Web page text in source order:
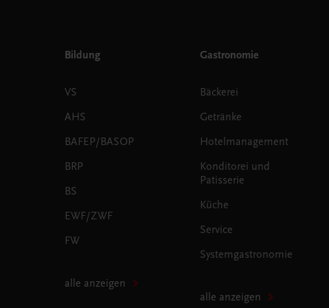
Bildung
VS
AHS
BAFEP/BASOP
BRP
BS
EWF/ZWF
FW
alle anzeigen
Gastronomie
Bäckerei
Getränke
Hotelmanagement
Konditorei und
Patisserie
Küche
Service
Systemgastronomie
alle anzeigen